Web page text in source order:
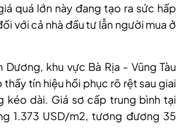
quá lớn này đang tạo ra sức hấp
với cả nhà đầu tư lẫn người mua ở
Dương, khu vực Bà Rịa - Vũng Tàu
tín hiệu hồi phục rõ rệt sau giai
kéo dài. Giá sơ cấp trung bình tại
1.373 USD/m2, tương đương 35